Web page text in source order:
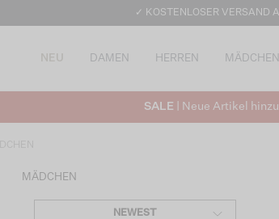
✓ KOSTENLOSER VERSAND
NEU DAMEN HERREN MÄDCHEN
SALE | Neue Artikel
MÄDCHEN
NEWEST